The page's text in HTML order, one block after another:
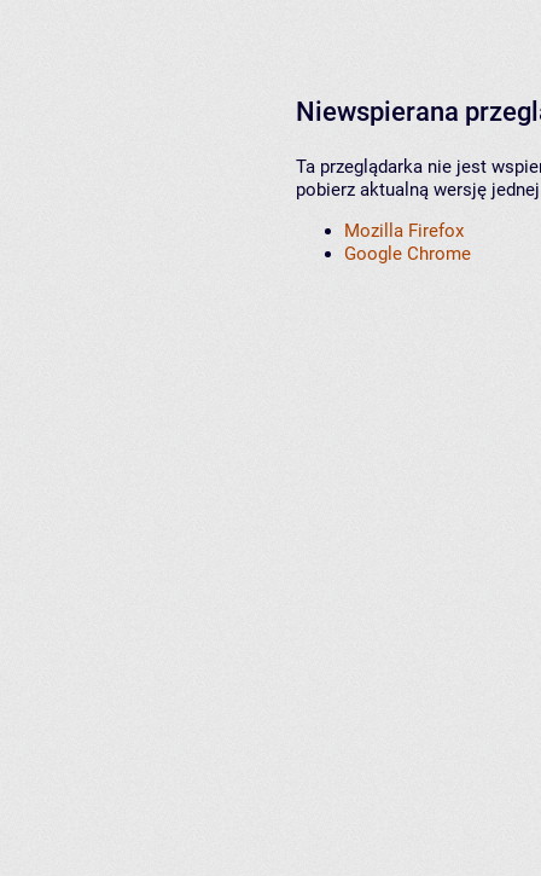
Niewspierana
Ta przeglądarka nie jest
pobierz aktualną wersję
Mozilla Firefox
Google Chrome